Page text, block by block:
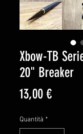
Xbow-TB
20" Breaker
13,00 €Prezzo
Quantità *